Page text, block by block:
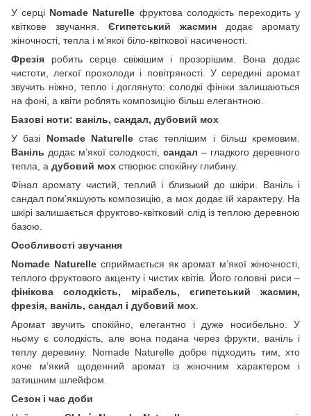
У серці Nomade Naturelle фруктова солодкість переходить у
квіткове звучання. Єгипетський жасмин додає аромату
жіночності, тепла і м’якої біло-квіткової насиченості.
Фрезія робить серце свіжішим і прозорішим. Вона додає
чистоти, легкої прохолоди і повітряності. У середині аромат
звучить ніжно, тепло і доглянуто: солодкі фініки залишаються
на фоні, а квіти роблять композицію більш елегантною.
Базові ноти: ваніль, сандал, дубовий мох
У базі Nomade Naturelleстає теплішим і більш кремовим.
Ваніль додає м’якої солодкості, сандал – гладкого деревного
тепла, а дубовий мох створює спокійну глибину.
Фінал аромату чистий, теплий і близький до шкіри. Ваніль і
сандал пом’якшують композицію, а мох додає їй характеру. На
шкірі залишається фруктово-квітковий слід із теплою деревною
базою.
Особливості звучання
Nomade Naturelleсприймається як аромат м’якої жіночності,
теплого фруктового акценту і чистих квітів. Його головні риси –
фінікова солодкість, мірабель, єгипетський жасмин,
фрезія, ваніль, сандал і дубовий мох
Аромат звучить спокійно, елегантно і дуже носибельно. У
ньому є солодкість, але вона подана через фрукти, ваніль і
теплу деревину. Nomade Naturelle добре підходить тим, хто
хоче м’який щоденний аромат із жіночним характером і
затишним шлейфом.
Сезон і час доби